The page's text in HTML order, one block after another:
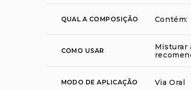
QUAL A COMPOSIÇÃO Contém:
COMO USAR
Misturar
MODO DE APLICAÇÃO Via Oral